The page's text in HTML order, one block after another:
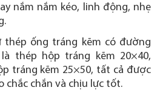
nắm nắm kéo, linh động, nhẹ
ống tráng kẽm có đường
thép hộp tráng kẽm 20×40,
tráng kẽm 25×50, tất cả được
chắc chắn và chịu lực tốt.